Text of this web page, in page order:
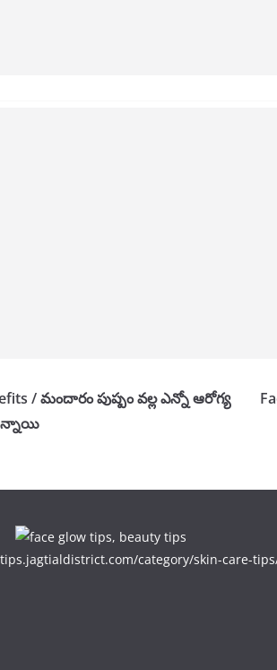
/ మందారం పుష్పం వల్ల ఎన్నో ఆరోగ్య
category/skin-care-